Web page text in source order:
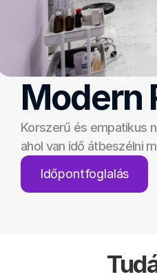
Modern
Korszerű és empatikus
ahol van idő átbeszélni
Időpontfoglalás